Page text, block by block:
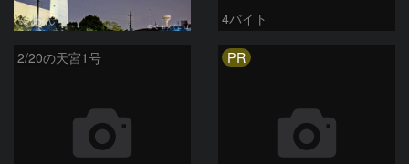
くおん 4バイト
2/20の天宮1号 PR